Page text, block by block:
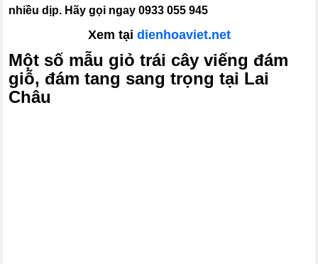
nhiều dịp. Hãy gọi ngay 0933 055 945
Xem tại dienhoaviet.net
Một số mẫu giỏ trái cây viếng đám
giỗ, đám tang sang trọng tại Lai
Châu